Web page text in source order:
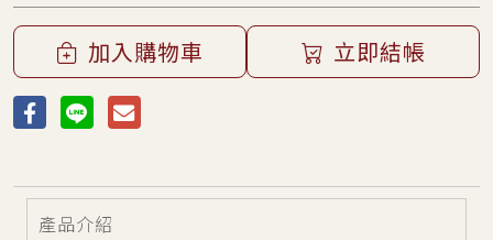
加入購物車 立即結帳
產品介紹